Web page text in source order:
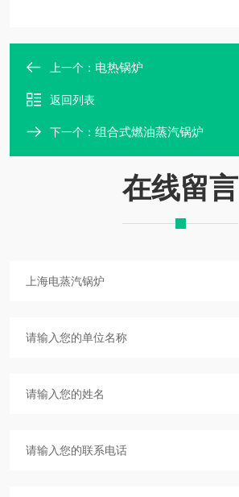
上一个： 电热锅炉
返回列表
下一个： 组合式燃油蒸汽锅炉
在线留言